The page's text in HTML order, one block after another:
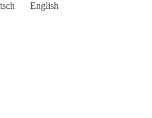
English